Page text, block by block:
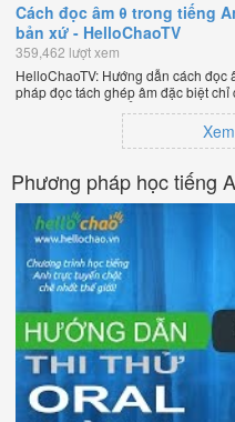
Cách đọc âm θ trong tiếng
bản xứ - HelloChaoTV
359,462 lượt xem
HelloChaoTV: Hướng dẫn cách
pháp đọc tách ghép âm đặc biệt
luyện phát âm chuẩn giọng bản xứ
xuất hiện trên thế giới, của thầy
HelloChao.vn - Chương trình dạy
Phương pháp học tiếng